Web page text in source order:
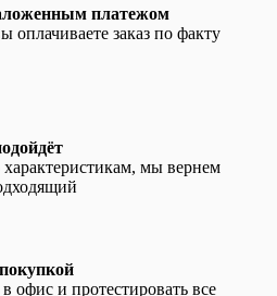
платежом
заказ по факту
мы вернем
офис и протестировать все